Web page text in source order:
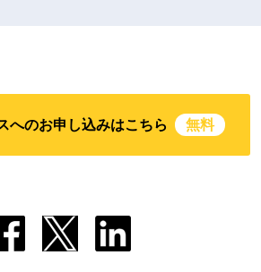
へのお申し込みはこちら 無料